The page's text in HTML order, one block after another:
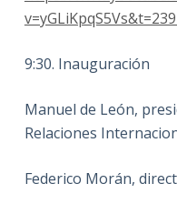
9:30. Inauguración
Manuel de León,
Relaciones
Federico Morán,